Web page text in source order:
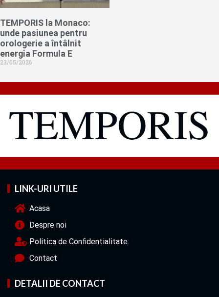
TEMPORIS la Monaco:
unde pasiunea pentru
orologerie a întâlnit
energia Formula E
23/05/2026
LINK-URI UTILE
Acasa
Despre noi
Politica de Confidentialitate
Contact
DETALII DE CONTACT